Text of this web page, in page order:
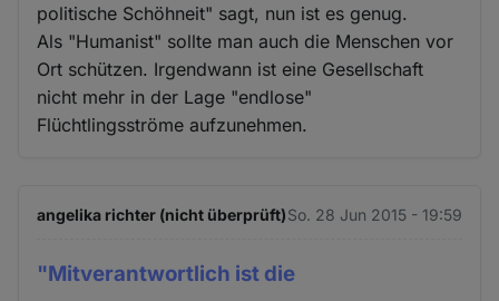
politische Schöhneit" sagt, nun ist es genug.
Als "Humanist" sollte man auch die Menschen vor
Ort schützen. Irgendwann ist eine Gesellschaft
nicht mehr in der Lage "endlose"
Flüchtlingsströme aufzunehmen.
angelika richter (nicht überprüft)So. 28 Jun 2015 - 19:59
"Mitverantwortlich ist die